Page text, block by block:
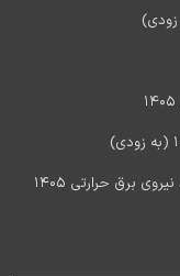
آخرین اخبار استخدام شرکت مادر تخصصی تولید نیروی برق حرارتی 1405